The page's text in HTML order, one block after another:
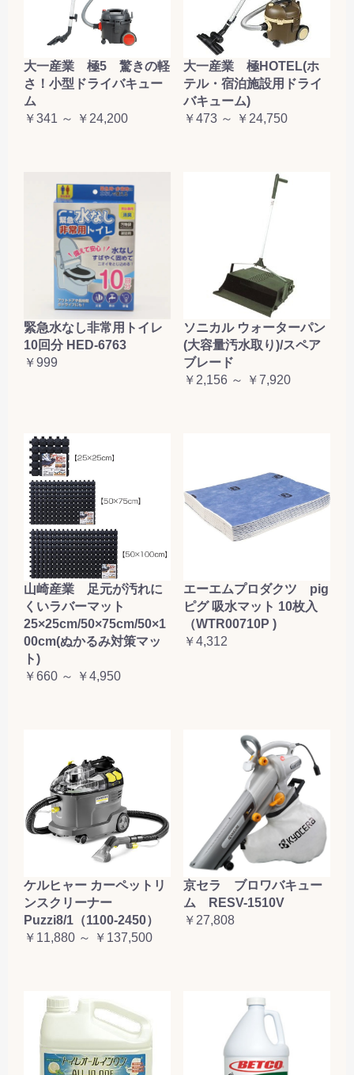
大一産業 極5 驚きの軽
さ！小型ドライバキュー
ム
￥341 ～ ￥24,200
大一産業 極HOTEL(ホ
テル・宿泊施設用ドライ
バキューム)
￥473 ～ ￥24,750
緊急水なし非常用トイレ
10回分 HED-6763
￥999
ソニカル ウォーターパン
(大容量汚水取り)/スペア
ブレード
￥2,156 ～ ￥7,920
山崎産業 足元が汚れに
くいラバーマット
25×25cm/50×75cm/50×1
00cm(ぬかるみ対策マッ
ト)
￥660 ～ ￥4,950
エーエムプロダクツ pig
ピグ 吸水マット 10枚入
（WTR00710P )
￥4,312
ケルヒャー カーペットリ
ンスクリーナー
Puzzi8/1（1100-2450）
￥11,880 ～ ￥137,500
京セラ ブロワバキュー
ム RESV-1510V
￥27,808